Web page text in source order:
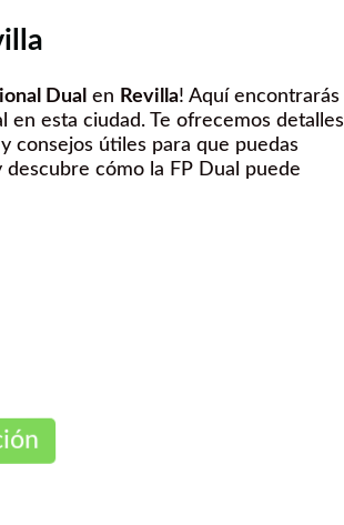
Dual en Revilla! Aquí encontrarás
en esta ciudad. Te ofrecemos detalles
consejos útiles para que puedas
cómo la FP Dual puede